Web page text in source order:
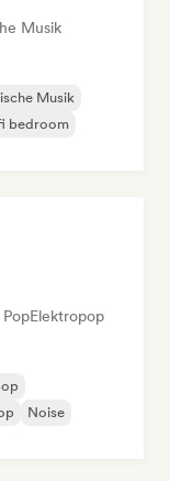
Musik
Musik
bedroom
Elektropop
Noise